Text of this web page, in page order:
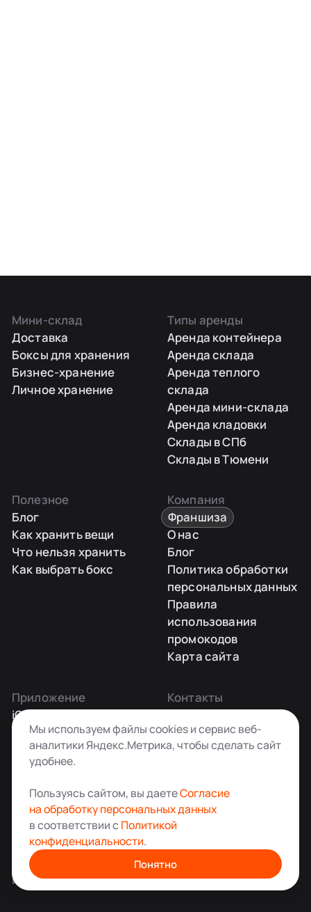
Мини-склад
Доставка
Боксы для хранения
Бизнес-хранение
Личное хранение
Типы аренды
Аренда контейнера
Аренда склада
Аренда теплого
склада
Аренда мини-склада
Аренда кладовки
Склады в СПб
Склады в Тюмени
Полезное
Блог
Как хранить вещи
Что нельзя хранить
Как выбрать бокс
Компания
Франшиза
О нас
Блог
Политика обработки
персональных данных
Правила
использования
промокодов
Карта сайта
Приложение
iOS
Android
Контакты
Заказать звонок
+7 495 181-55-45
info@kladovkin.ru
Аренда склада для хранения вещей в Москве
© ООО «Кладовкин» 2026. Все права защищены
ИНН:7100007940 ОГРН:1217100007805
Мы используем файлы cookies и сервис веб-
аналитики Яндекс.Метрика, чтобы сделать сайт
удобнее.
Пользуясь сайтом, вы даетеСогласие
на обработку персональных данных
в соответствии с Политикой
конфиденциальности.
Понятно